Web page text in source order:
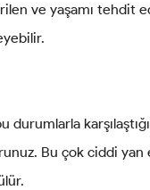
ve yaşamı tehdit
Bu çok ciddi yan